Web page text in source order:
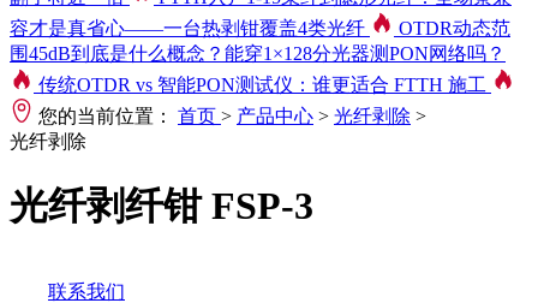
容才是真省心——一台热剥钳覆盖4类光纤
OTDR动态范
围45dB到底是什么概念？能穿1×128分光器测PON网络吗？
传统OTDR vs 智能PON测试仪：谁更适合 FTTH 施工
您的当前位置：
首页 > 产品中心 > 光纤剥除 >
光纤剥除
光纤剥纤钳 FSP-3
联系我们